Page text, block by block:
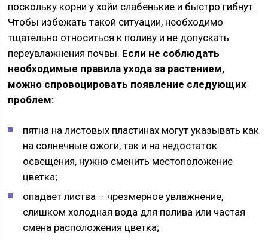
поскольку корни у хойи слабенькие и быстро гибнут.
Чтобы избежать такой ситуации, необходимо
тщательно относиться к поливу и не допускать
переувлажнения почвы. Если не соблюдать
необходимые правила ухода за растением,
можно спровоцировать появление следующих
проблем:
пятна на листовых пластинах могут указывать как
на солнечные ожоги, так и на недостаток
освещения, нужно сменить местоположение
цветка;
опадает листва – чрезмерное увлажнение,
слишком холодная вода для полива или частая
смена расположения цветка;